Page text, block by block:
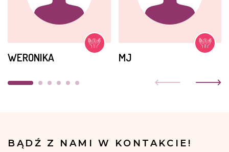
WERONIKA MJ
BĄDŹ Z NAMI W KONTAKCIE!